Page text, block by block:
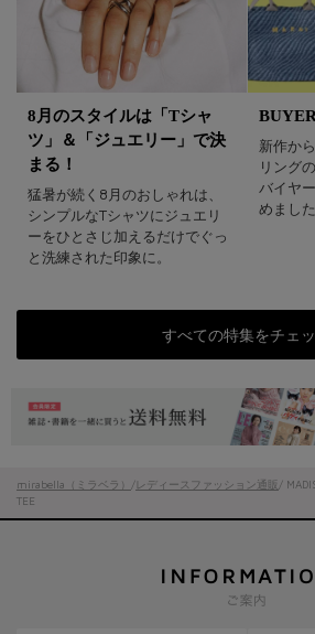
8月のスタイルは「Tシャ
ツ」＆「ジュエリー」で決
まる！
猛暑が続く8月のおしゃれは、
シンプルなTシャツにジュエリ
ーをひとさじ加えるだけでぐっ
と洗練された印象に。
新作か
リング
バイヤ
めました
すべての特集をチェ
mirabella（ミラベラ） / レディースファッション通販 / MADISONBLUE HELLO CREW NECK
TEE